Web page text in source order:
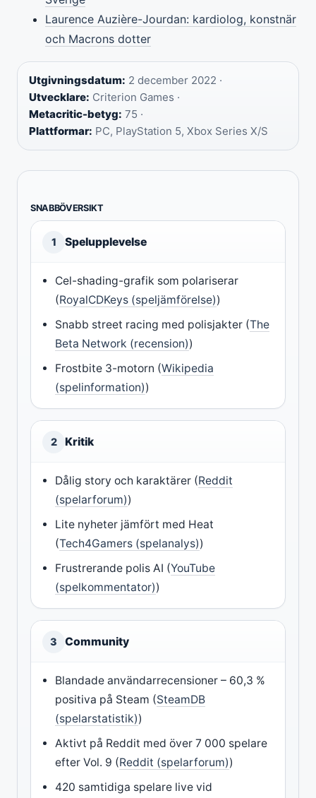
Laurence Auzière-Jourdan: kardiolog, konstnär
och Macrons dotter
Utgivningsdatum: 2 december 2022 ·
Utvecklare: Criterion Games ·
Metacritic-betyg: 75 ·
Plattformar: PC, PlayStation 5, Xbox Series X/S
SNABBÖVERSIKT
1 Spelupplevelse
Cel-shading-grafik som polariserar
(RoyalCDKeys (speljämförelse))
Snabb street racing med polisjakter (The
Beta Network (recension))
Frostbite 3-motorn (Wikipedia
(spelinformation))
2 Kritik
Dålig story och karaktärer (Reddit
(spelarforum))
Lite nyheter jämfört med Heat
(Tech4Gamers (spelanalys))
Frustrerande polis AI (YouTube
(spelkommentator))
3 Community
Blandade användarrecensioner – 60,3 %
positiva på Steam (SteamDB
(spelarstatistik))
Aktivt på Reddit med över 7 000 spelare
efter Vol. 9 (Reddit (spelarforum))
420 samtidiga spelare live vid